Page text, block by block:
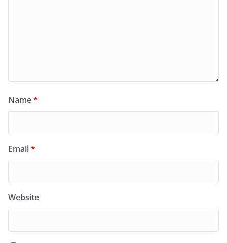
Name*
Email*
Website